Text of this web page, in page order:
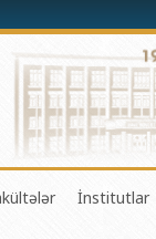
İnstitutlar